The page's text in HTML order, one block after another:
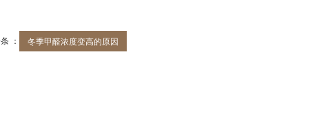
： 冬季甲醛浓度变高的原因